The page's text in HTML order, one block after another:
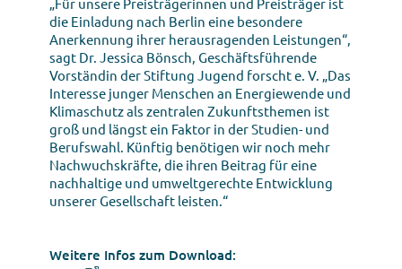
die Einladung nach Berlin eine besondere
Anerkennung ihrer herausragenden Leistungen“,
sagt Dr. Jessica Bönsch, Geschäftsführende
Vorständin der Stiftung Jugend forscht e. V. „Das
Interesse junger Menschen an Energiewende und
Klimaschutz als zentralen Zukunftsthemen ist
groß und längst ein Faktor in der Studien- und
Berufswahl. Künftig benötigen wir noch mehr
Nachwuchskräfte, die ihren Beitrag für eine
nachhaltige und umweltgerechte Entwicklung
unserer Gesellschaft leisten.“
Weitere Infos zum Download: